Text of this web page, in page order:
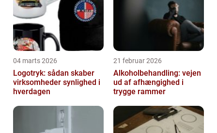
04 marts 2026
Logotryk: sådan skaber
virksomheder synlighed i
hverdagen
21 februar 2026
Alkoholbehandling: vejen
ud af afhængighed i
trygge rammer